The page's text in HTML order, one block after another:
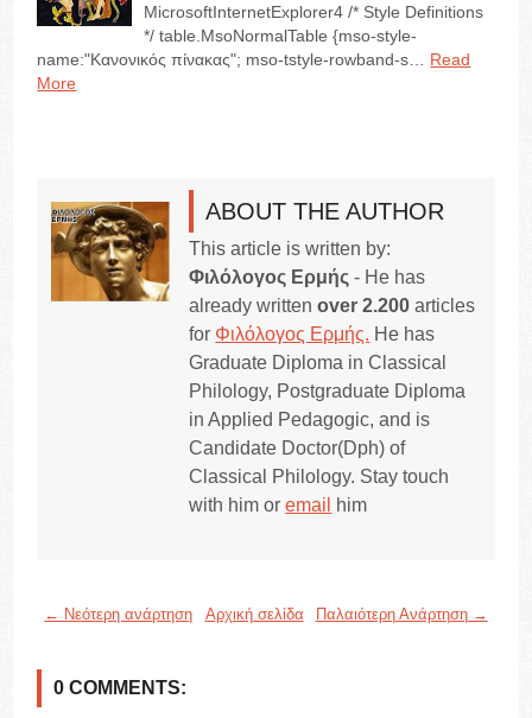
MicrosoftInternetExplorer4 /* Style Definitions
*/ table.MsoNormalTable {mso-style-
name:"Κανονικός πίνακας"; mso-tstyle-rowband-s…
Read
More
ABOUT THE AUTHOR
This article is written by:
Φιλόλογος Ερμής - He has
already writtenover 2.200 articles
for Φιλόλογος Ερμής. He has
Graduate Diploma in Classical
Philology, Postgraduate Diploma
in Applied Pedagogic, and is
Candidate Doctor(Dph) of
Classical Philology. Stay touch
with him oremail him
← Νεότερη ανάρτηση Παλαιότερη Ανάρτηση →
Αρχική σελίδα
0 COMMENTS: